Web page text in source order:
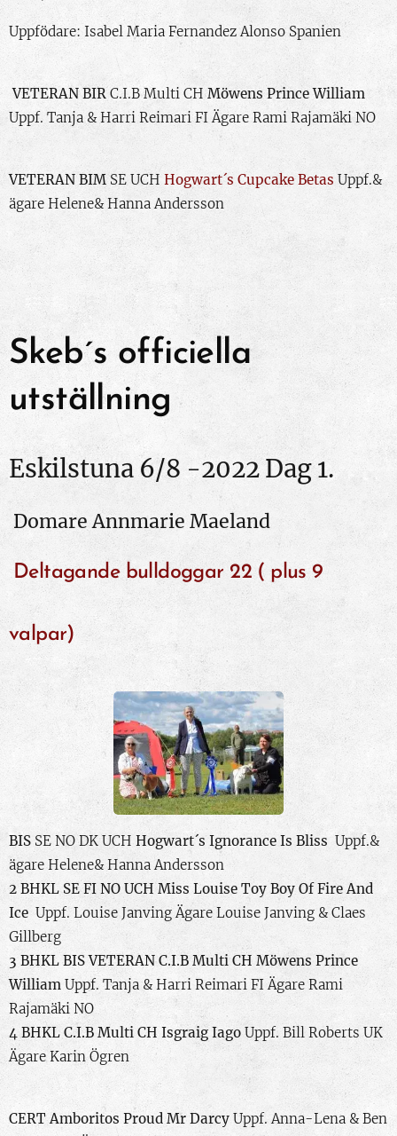
Uppfödare: Isabel Maria Fernandez Alonso Spanien
VETERAN BIR C.I.B Multi CHMöwens Prince William
Uppf. Tanja & Harri Reimari FI Ägare Rami Rajamäki NO
VETERAN BIMSE UCH Hogwart´s Cupcake Betas Uppf.&
ägare Helene& Hanna Andersson
Skeb´s officiella
utställning
Eskilstuna 6/8 -2022 Dag 1.
Domare Annmarie Maeland
Deltagande bulldoggar 22 ( plus 9
valpar)
BIS SE NO DK UCH Hogwart´s Ignorance Is Bliss Uppf.&
ägare Helene& Hanna Andersson
2 BHKL SE FI NO UCH Miss Louise Toy Boy Of Fire And
Ice Uppf. Louise Janving Ägare Louise Janving & Claes
Gillberg
3 BHKL BIS VETERAN C.I.B Multi CH Möwens Prince
William Uppf. Tanja & Harri Reimari FI Ägare Rami
Rajamäki NO
4 BHKL C.I.B Multi CH Isgraig Iago Uppf. Bill Roberts UK
Ägare Karin Ögren
CERTAmboritos Proud Mr Darcy Uppf. Anna-Lena & Ben